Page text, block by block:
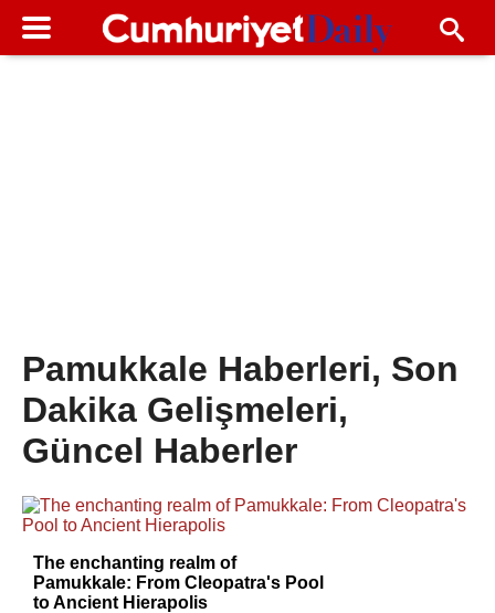
Pamukkale Haberleri, Son
Dakika Gelişmeleri,
Güncel Haberler
The enchanting realm of
Pamukkale: From Cleopatra's Pool
to Ancient Hierapolis